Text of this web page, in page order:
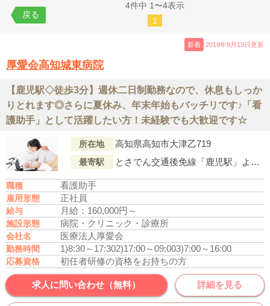
4件中 1〜4表示
1
戻る
新着 2019年9月19日更新
厚愛会高知城東病院
【鹿児駅◇徒歩3分】週休二日制勤務なので、休息もしっか
りとれます◎さらに夏休み、年末年始もバッチリです♪「看
護助手」として活躍したい方！未経験でも大歓迎です☆
所在地 高知県高知市大津乙719
最寄駅 とさでん交通後免線「鹿児駅」より徒歩3分
職種 看護助手
雇用形態 正社員
給与 月給：160,000円～
施設形態 病院・クリニック・診療所
会社名 医療法人厚愛会
勤務時間 1)8:30～17:302)17:00～09:003)7:00～16:00
応募資格 初任者研修の資格をお持ちの方
求人に問い合わせ（無料） 詳細を見る